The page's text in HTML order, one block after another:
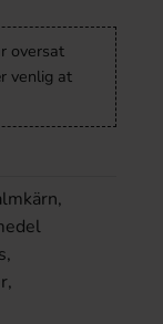
oversat
venlig at